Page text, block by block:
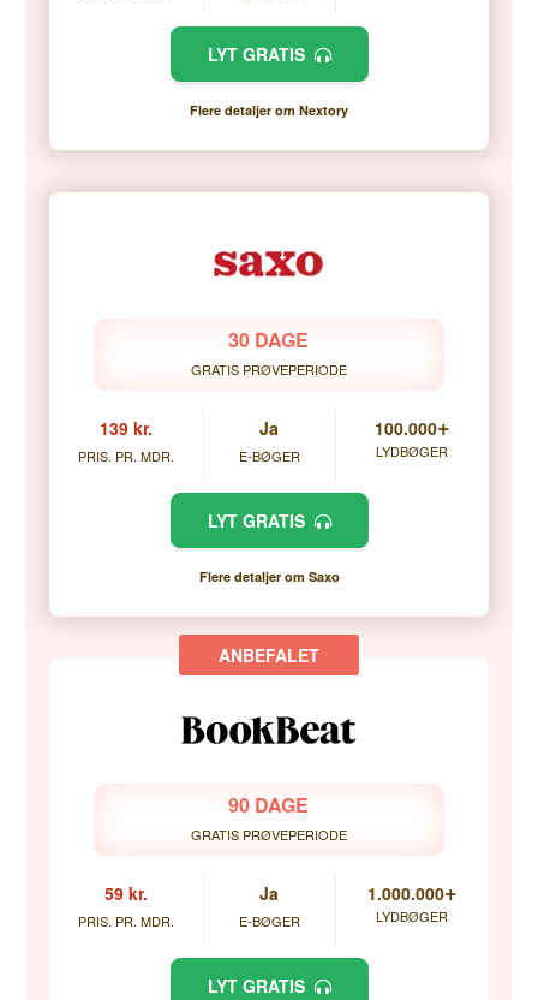
LYT GRATIS
Flere detaljer om Nextory
30 DAGE
GRATIS PRØVEPERIODE
139 kr.
PRIS. PR. MDR.
Ja
E-BØGER
100.000+
LYDBØGER
LYT GRATIS
Flere detaljer om Saxo
90 DAGE
GRATIS PRØVEPERIODE
59 kr.
PRIS. PR. MDR.
Ja
E-BØGER
1.000.000+
LYDBØGER
LYT GRATIS